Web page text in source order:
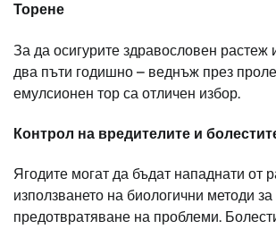
Торене
За да осигурите здравословен растеж
два пъти годишно – веднъж през
емулсионен тор са отличен избор.
Контрол на вредителите и
Ягодите могат да бъдат нападнати от
използването на биологични методи
предотвратяване на проблеми.